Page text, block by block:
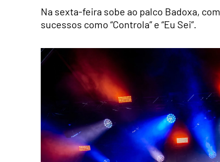
Na sexta-feira sobe ao palco Badoxa,
sucessos como “Controla” e “Eu Sei”.